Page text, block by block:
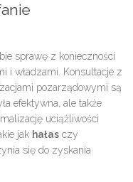
sprawę z konieczności
i władzami. Konsultacje z
pozarządowymi są
efektywna, ale także
uciążliwości
jak hałas czy
się do zyskania